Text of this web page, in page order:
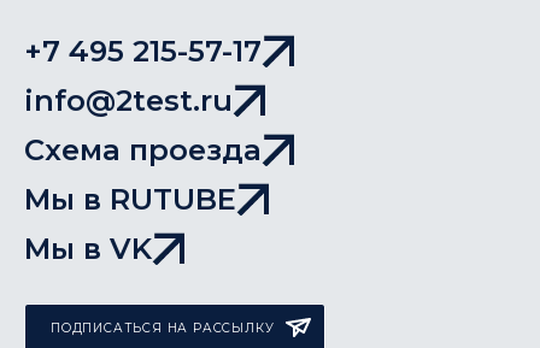
+7 495 215-57-17
info@2test.ru
Схема проезда
Мы в RUTUBE
Мы в VK
ПОДПИСАТЬСЯ НА РАССЫЛКУ